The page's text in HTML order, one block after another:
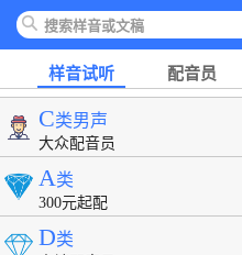
样音试听 配音员
C类男声
大众配音员
A类
300元起配
D类